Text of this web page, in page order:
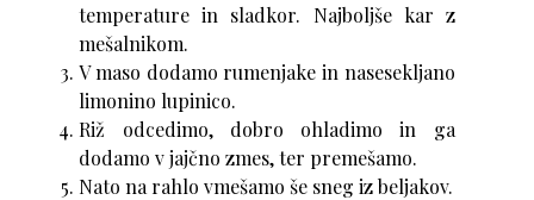
temperature in sladkor. Najboljše kar z
mešalnikom.
V maso dodamo rumenjake in nasesekljano
limonino lupinico.
Riž odcedimo, dobro ohladimo in ga
dodamo v jajčno zmes, ter premešamo.
Nato na rahlo vmešamo še sneg iz beljakov.